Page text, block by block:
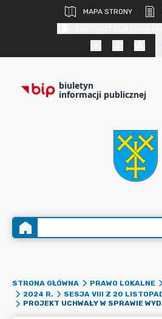
MAPA STRONY
biuletyn
informacji publicznej
STRONA GŁÓWNA PRAWO LOKALNE
2024 R.
SESJA VIII Z 20